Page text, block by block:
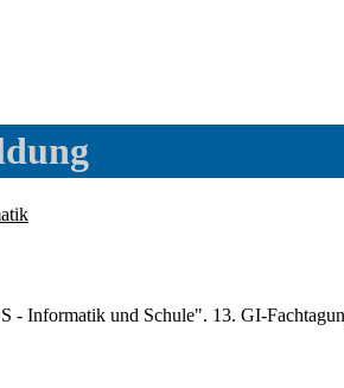
Informatik und Schule". 13. GI-